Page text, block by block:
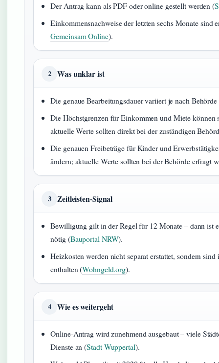
Der Antrag kann als PDF oder online gestellt werden (
Einkommensnachweise der letzten sechs Monate sind
Gemeinsam Online).
2 Was unklar ist
Die genaue Bearbeitungsdauer variiert je nach
Die Höchstgrenzen für Einkommen und Miete können
aktuelle Werte sollten direkt bei der zuständigen
Die genauen Freibeträge für Kinder und
ändern; aktuelle Werte sollten bei der Behörde erfragt
3 Zeitleisten-Signal
Bewilligung gilt in der Regel für 12 Monate – dann ist
nötig (Bauportal NRW).
Heizkosten werden nicht separat erstattet, sondern
enthalten (Wohngeld.org).
4 Wie es weitergeht
Online-Antrag wird zunehmend ausgebaut – viele
Dienste an (Stadt Wuppertal).